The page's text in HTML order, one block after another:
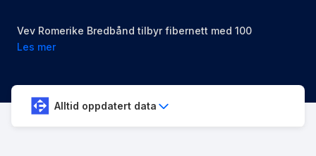
Vev Romerike Bredbånd tilbyr fibernett med 100
mbps i nedlastning og opplastning for 699 kr/mnd
Les mer
Alltid oppdatert data